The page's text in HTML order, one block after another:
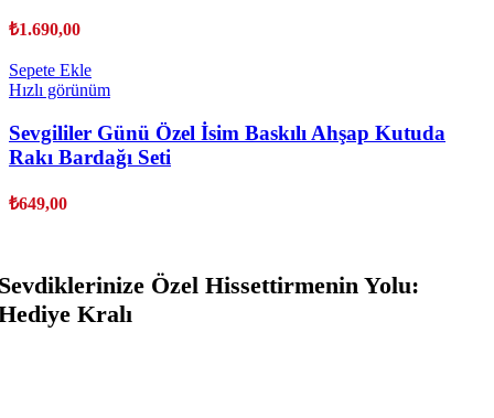
₺1.690,00
Sepete Ekle
Hızlı görünüm
Sevgililer Günü Özel İsim Baskılı Ahşap Kutuda
Rakı Bardağı Seti
₺649,00
Özel Hissettirmenin Yolu:
Kralı